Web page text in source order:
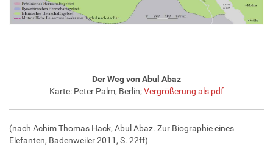
Der Weg von Abul Abaz
Karte: Peter Palm, Berlin;Vergrößerung als pdf
(nach Achim Thomas Hack, Abul Abaz. Zur Biographie eines
Elefanten, Badenweiler 2011, S. 22ff)